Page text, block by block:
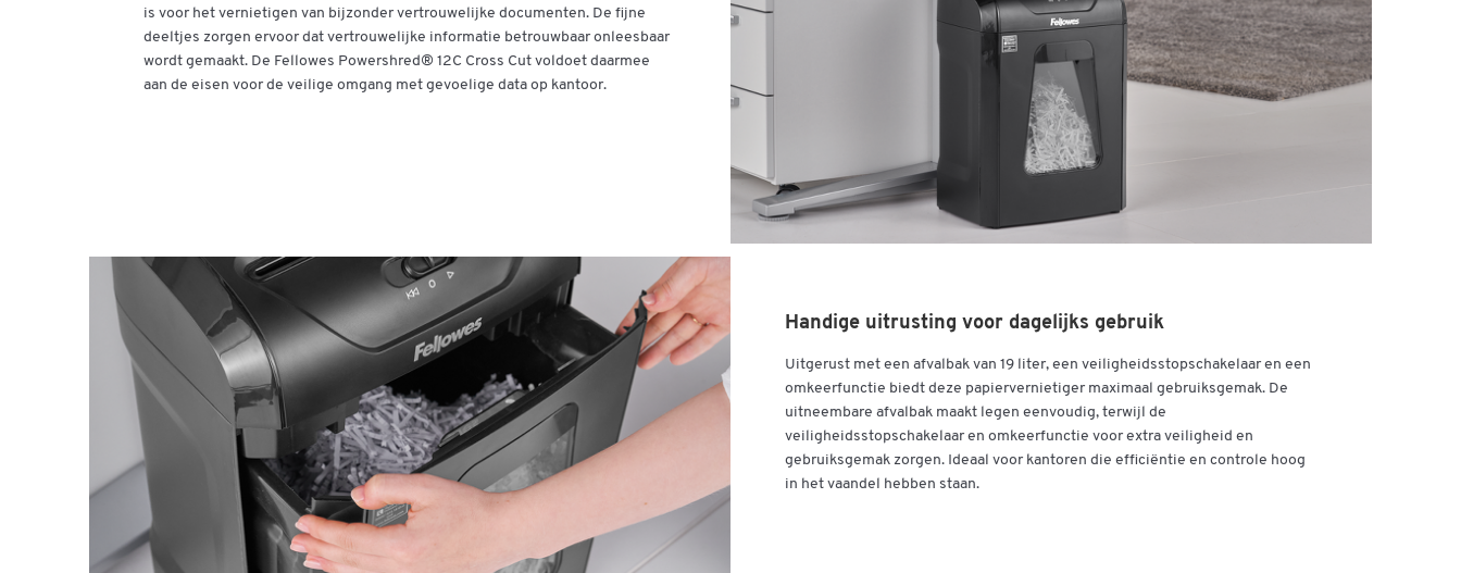
is voor het vernietigen van bijzonder vertrouwelijke documenten. De fijne
deeltjes zorgen ervoor dat vertrouwelijke informatie betrouwbaar onleesbaar
wordt gemaakt. De Fellowes Powershred® 12C Cross Cut voldoet daarmee
aan de eisen voor de veilige omgang met gevoelige data op kantoor.
Handige uitrusting voor dagelijks gebruik
Uitgerust met een afvalbak van 19 liter, een veiligheidsstopschakelaar en een
omkeerfunctie biedt deze papiervernietiger maximaal gebruiksgemak. De
uitneembare afvalbak maakt legen eenvoudig, terwijl de
veiligheidsstopschakelaar en omkeerfunctie voor extra veiligheid en
gebruiksgemak zorgen. Ideaal voor kantoren die efficiëntie en controle hoog
in het vaandel hebben staan.